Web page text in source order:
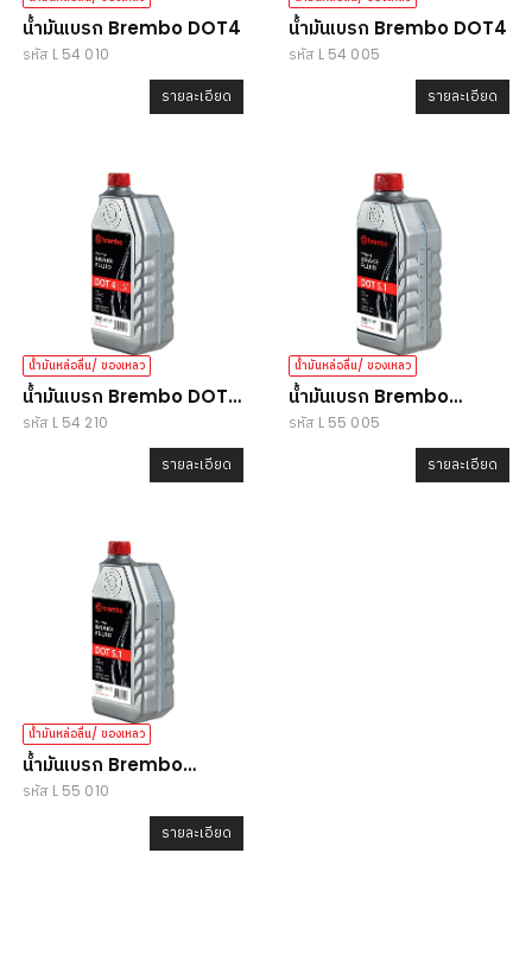
น้ำมันเบรก Brembo DOT4
รหัส L 54 010
รายละเอียด
น้ำมันเบรก Brembo DOT4
รหัส L 54 005
รายละเอียด
น้ำมันหล่อลื่น/ ของเหลว
น้ำมันเบรก Brembo DOT4
LV
รหัส L 54 210
รายละเอียด
น้ำมันหล่อลื่น/ ของเหลว
น้ำมันเบรก Brembo
DOT5.1
รหัส L 55 005
รายละเอียด
น้ำมันหล่อลื่น/ ของเหลว
น้ำมันเบรก Brembo
DOT5.1
รหัส L 55 010
รายละเอียด